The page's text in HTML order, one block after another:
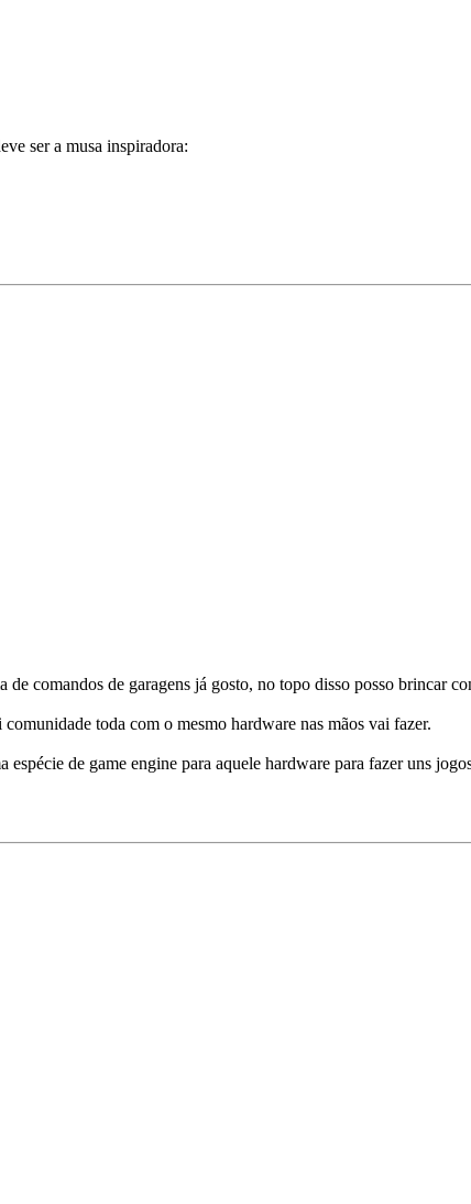
ser a musa inspiradora:
comandos de garagens já gosto, no topo disso posso brincar
toda com o mesmo hardware nas mãos vai fazer.
de game engine para aquele hardware para fazer uns